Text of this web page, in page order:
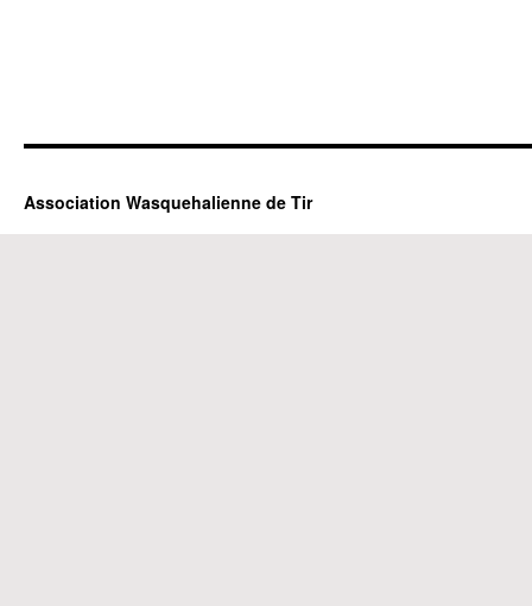
Association Wasquehalienne de Tir